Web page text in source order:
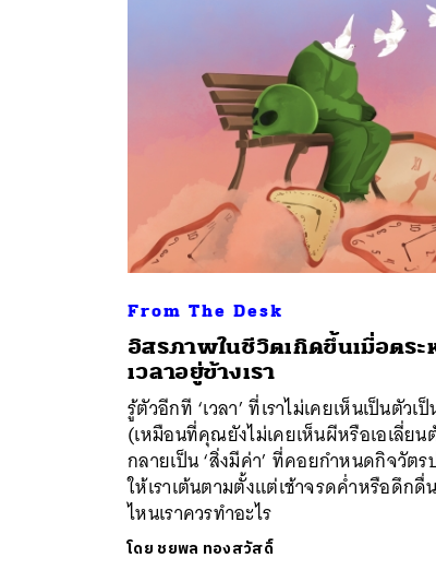
From The Desk
อิสรภาพในชีวิตเกิดขึ้นเมื่อตระ
เวลาอยู่ข้างเรา
รู้ตัวอีกที ‘เวลา’ ที่เราไม่เคยเห็นเป็นตัวเ
(เหมือนที่คุณยังไม่เคยเห็นผีหรือเอเลี่ยน
กลายเป็น ‘สิ่งมีค่า’ ที่คอยกำหนดกิจวัตร
ให้เราเต้นตามตั้งแต่เช้าจรดค่ำหรือดึกดื่น
ไหนเราควรทำอะไร
โดย ชยพล ทองสวัสดิ์